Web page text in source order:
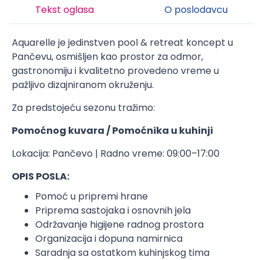
Tekst oglasa O poslodavcu
Aquarelle je jedinstven pool & retreat koncept u
Pančevu, osmišljen kao prostor za odmor,
gastronomiju i kvalitetno provedeno vreme u
pažljivo dizajniranom okruženju.
Za predstojeću sezonu tražimo:
Pomoćnog kuvara / Pomoćnika u kuhinji
Lokacija: Pančevo | Radno vreme: 09:00–17:00
OPIS POSLA:
Pomoć u pripremi hrane
Priprema sastojaka i osnovnih jela
Održavanje higijene radnog prostora
Organizacija i dopuna namirnica
Saradnja sa ostatkom kuhinjskog tima